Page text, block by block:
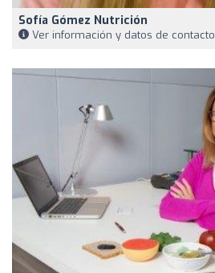
Sofía Gómez Nutrición
Ver información y datos de contacto